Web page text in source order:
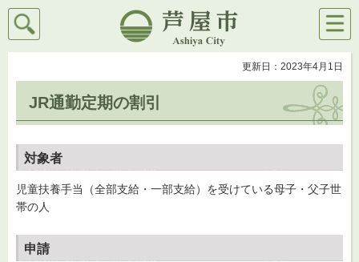
芦屋市
検索
メニ
ュー
更新日：2023年4月1日
JR通勤定期の割引
対象者
児童扶養手当（全部支給・一部支給）を受けている母子・父子世
帯の人
申請